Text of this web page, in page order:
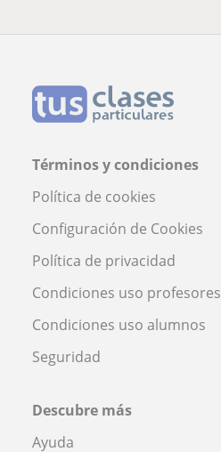
Términos y condiciones
Política de cookies
Configuración de Cookies
Política de privacidad
Condiciones uso profesores
Condiciones uso alumnos
Seguridad
Descubre más
Ayuda